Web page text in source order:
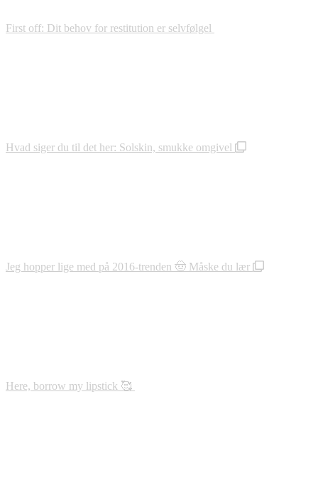
First off: Dit behov for restitution er selvfølgel
Hvad siger du til det her: Solskin, smukke omgivel
Jeg hopper lige med på 2016-trenden 🤠 Måske du lær
Here, borrow my lipstick 🥰